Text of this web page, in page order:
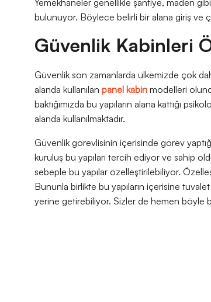
bulunuyor. Böylece belirli bir alana giriş ve
Güvenlik Kabinleri
Güvenlik son zamanlarda ülkemizde çok
alanda kullanılan panel kabinmodelleri
baktığımızda bu yapıların alana kattığı
alanda kullanılmaktadır.
Güvenlik görevlisinin içerisinde görev
kuruluş bu yapıları tercih ediyor ve sahip
sebeple bu yapılar özelleştirilebiliyor.
Bununla birlikte bu yapıların içerisine
yerine getirebiliyor. Sizler de hemen böyle